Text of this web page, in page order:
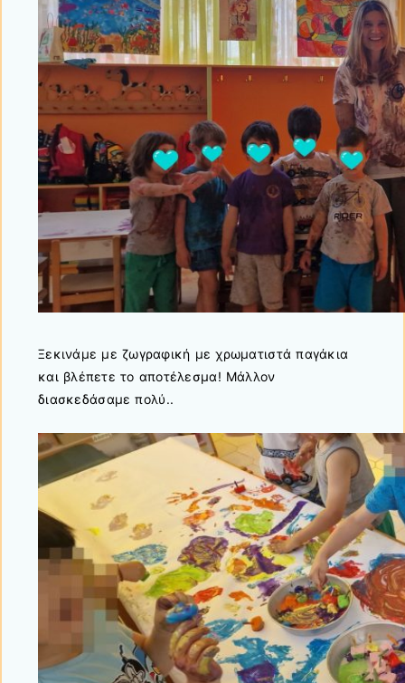
Ξεκινάμε με ζωγραφική με χρωματιστά παγάκια
και βλέπετε το αποτέλεσμα! Μάλλον
διασκεδάσαμε πολύ..